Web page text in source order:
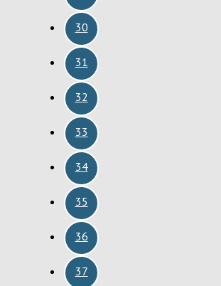
30
31
32
33
34
35
36
37